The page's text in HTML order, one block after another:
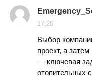
17:26
Выбор
проект, а
— ключевая
отопительных